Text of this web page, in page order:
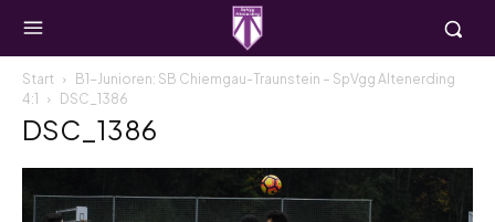
Start
B1-Junioren: SB Chiemgau-Traunstein – SpVgg Altenerding
4:1
DSC_1386
DSC_1386